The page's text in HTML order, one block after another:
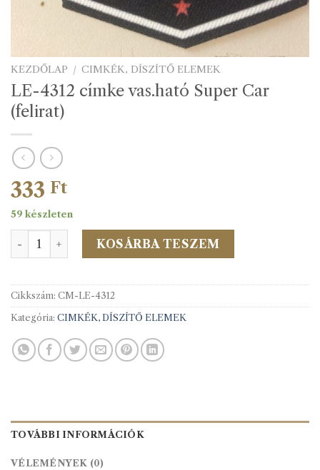
KEZDŐLAP / CIMKÉK, DÍSZÍTŐ ELEMEK
LE-4312 címke vas.ható Super Car
(felirat)
333 Ft
59 készleten
LE-4312 címke vas.ható Super Car (felirat) mennyiség
KOSÁRBA TESZEM
Cikkszám: CM-LE-4312
Kategória: CIMKÉK, DÍSZÍTŐ ELEMEK
TOVÁBBI INFORMÁCIÓK
VÉLEMÉNYEK (0)